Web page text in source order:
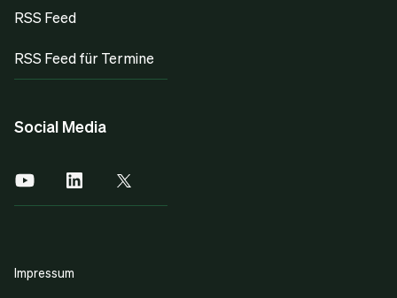
RSS Feed
RSS Feed für Termine
Social Media
Impressum